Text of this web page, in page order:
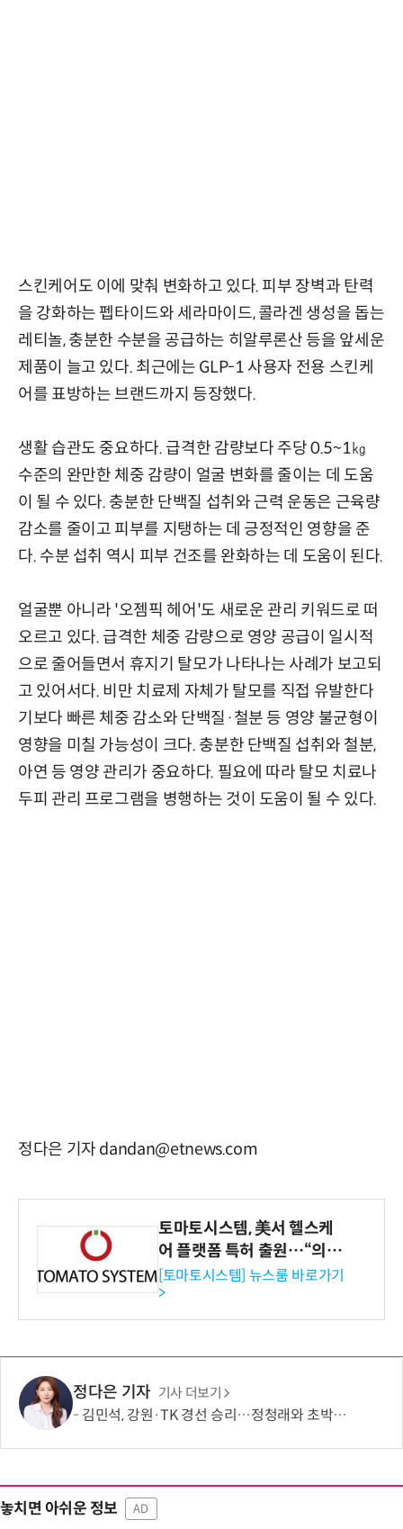
스킨케어도 이에 맞춰 변화하고 있다. 피부 장벽과 탄력
을 강화하는 펩타이드와 세라마이드, 콜라겐 생성을 돕는
레티놀, 충분한 수분을 공급하는 히알루론산 등을 앞세운
제품이 늘고 있다. 최근에는 GLP-1 사용자 전용 스킨케
어를 표방하는 브랜드까지 등장했다.
생활 습관도 중요하다. 급격한 감량보다 주당 0.5~1㎏
수준의 완만한 체중 감량이 얼굴 변화를 줄이는 데 도움
이 될 수 있다. 충분한 단백질 섭취와 근력 운동은 근육량
감소를 줄이고 피부를 지탱하는 데 긍정적인 영향을 준
다. 수분 섭취 역시 피부 건조를 완화하는 데 도움이 된다.
얼굴뿐 아니라 '오젬픽 헤어'도 새로운 관리 키워드로 떠
오르고 있다. 급격한 체중 감량으로 영양 공급이 일시적
으로 줄어들면서 휴지기 탈모가 나타나는 사례가 보고되
고 있어서다. 비만 치료제 자체가 탈모를 직접 유발한다
기보다 빠른 체중 감소와 단백질·철분 등 영양 불균형이
영향을 미칠 가능성이 크다. 충분한 단백질 섭취와 철분,
아연 등 영양 관리가 중요하다. 필요에 따라 탈모 치료나
두피 관리 프로그램을 병행하는 것이 도움이 될 수 있다.
정다은 기자 dandan@etnews.com
토마토시스템, 美서 헬스케
어 플랫폼 특허 출원…“의료
기관·보험사 공략”
[토마토시스템] 뉴스룸 바로가기
>
정다은 기자 기사 더보기
김민석, 강원·TK 경선 승리…정청래와 초박빙 승부 지속
놓치면 아쉬운 정보 AD